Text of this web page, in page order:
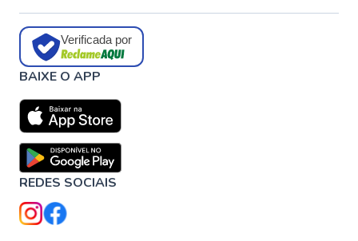
Verificada por
BAIXE O APP
REDES SOCIAIS